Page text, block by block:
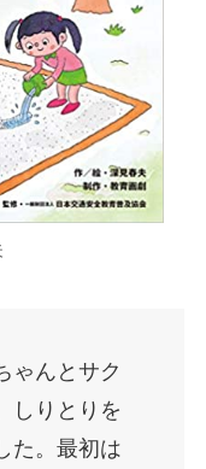
ゃんとサク
しりとりを
た。最初は